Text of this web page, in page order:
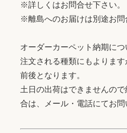
※詳しくはお問合せ下さい。
※離島へのお届けは別途お問
オーダーカーペット納期につ
注文される種類にもよりま
前後となります。
土日の出荷はできませんの
合は、メール・電話にてお問